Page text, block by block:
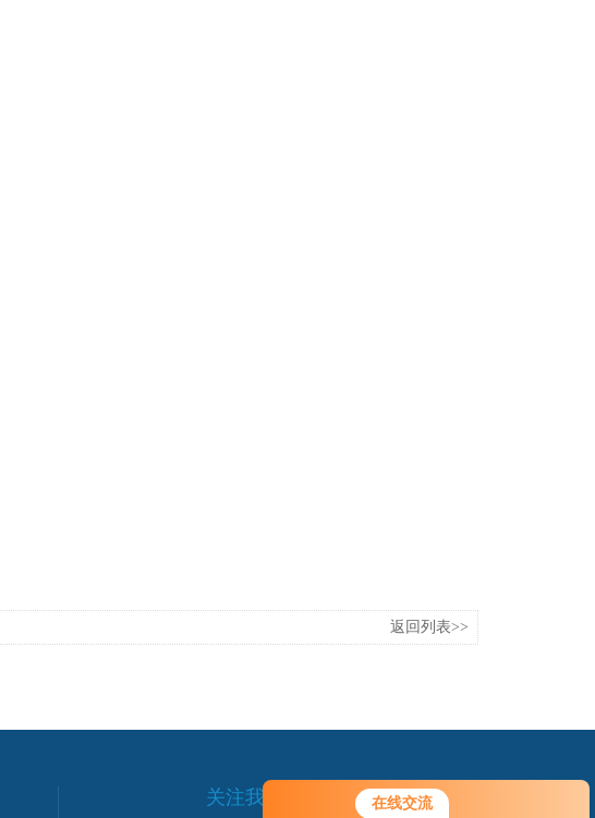
在线交流
返回列表>>
关注我们